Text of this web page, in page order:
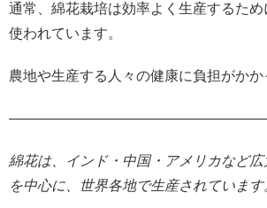
通常、綿花栽培は効率よく生産するた
使われています。
農地や生産する人々の健康に負担がかか
綿花は、インド・中国・アメリカなど
を中心に、世界各地で生産されています